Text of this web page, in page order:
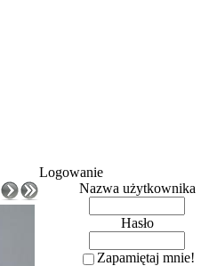
Logowanie
Nazwa użytkownika
Hasło
Zapamiętaj mnie!